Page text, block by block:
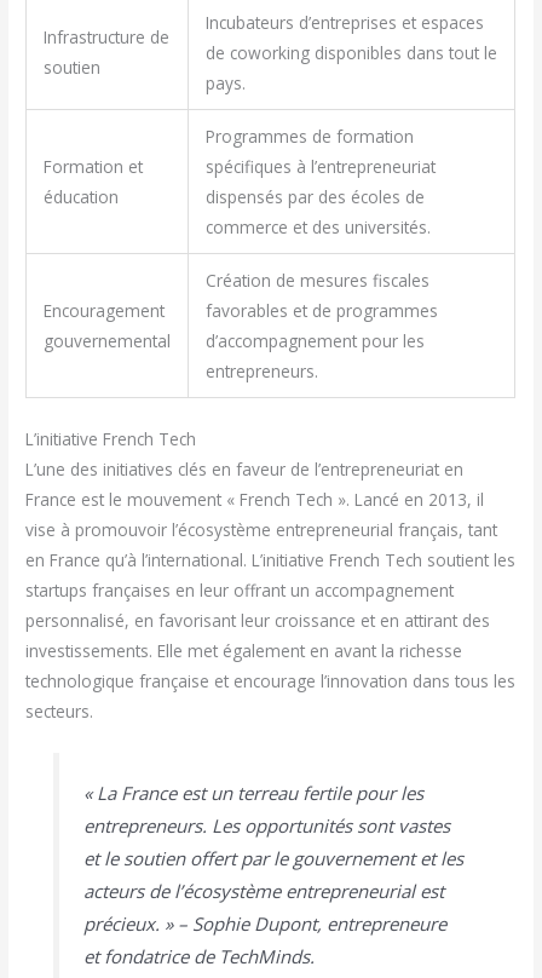
Infrastructure de
soutien
Incubateurs d’entreprises et espaces
de coworking disponibles dans tout le
pays.
Formation et
éducation
Programmes de formation
spécifiques à l’entrepreneuriat
dispensés par des écoles de
commerce et des universités.
Encouragement
gouvernemental
Création de mesures fiscales
favorables et de programmes
d’accompagnement pour les
entrepreneurs.
L’initiative French Tech
L’une des initiatives clés en faveur de l’entrepreneuriat en
France est le mouvement « French Tech ». Lancé en 2013, il
vise à promouvoir l’écosystème entrepreneurial français, tant
en France qu’à l’international. L’initiative French Tech soutient les
startups françaises en leur offrant un accompagnement
personnalisé, en favorisant leur croissance et en attirant des
investissements. Elle met également en avant la richesse
technologique française et encourage l’innovation dans tous les
secteurs.
« La France est un terreau fertile pour les
entrepreneurs. Les opportunités sont vastes
et le soutien offert par le gouvernement et les
acteurs de l’écosystème entrepreneurial est
précieux. » – Sophie Dupont, entrepreneure
et fondatrice de TechMinds.